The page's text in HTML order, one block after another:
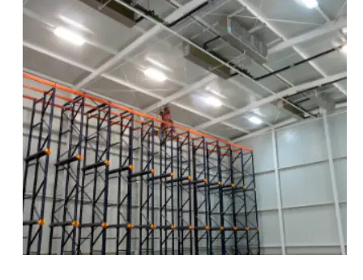
SERVICIOS-USA
Layout de Anteproyecto
Diseño de Cuartos Frios
Diseño de Áreas de Proceso de Alimentos
Diseño de Plantas Grado Alimenticio
GALERÍA
Galería Refrigeración Industrial
Galería Obra CIvil